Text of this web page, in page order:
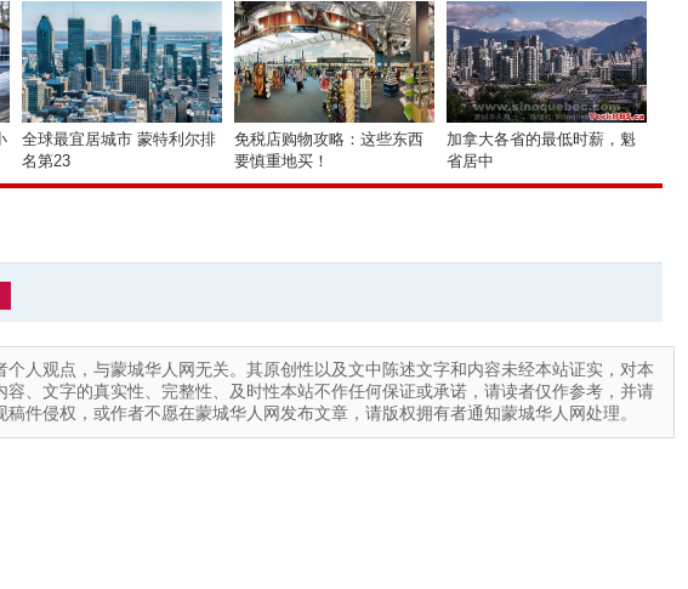
全球最宜居城市 蒙特利尔排
名第23
免税店购物攻略：这些东西
要慎重地买！
加拿大各省的最低时薪，魁
省居中
个人观点，与蒙城华人网无关。其原创性以及文中陈述文字和内容未经本站证实，对本
容、文字的真实性、完整性、及时性本站不作任何保证或承诺，请读者仅作参考，并请
稿件侵权，或作者不愿在蒙城华人网发布文章，请版权拥有者通知蒙城华人网处理。